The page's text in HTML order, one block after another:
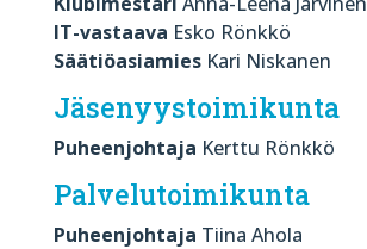
IT-vastaava Esko Rönkkö
SäätiöasiamiesKari Niskanen
Jäsenyystoimikunta
Puheenjohtaja Kerttu Rönkkö
Palvelutoimikunta
Puheenjohtaja Tiina Ahola